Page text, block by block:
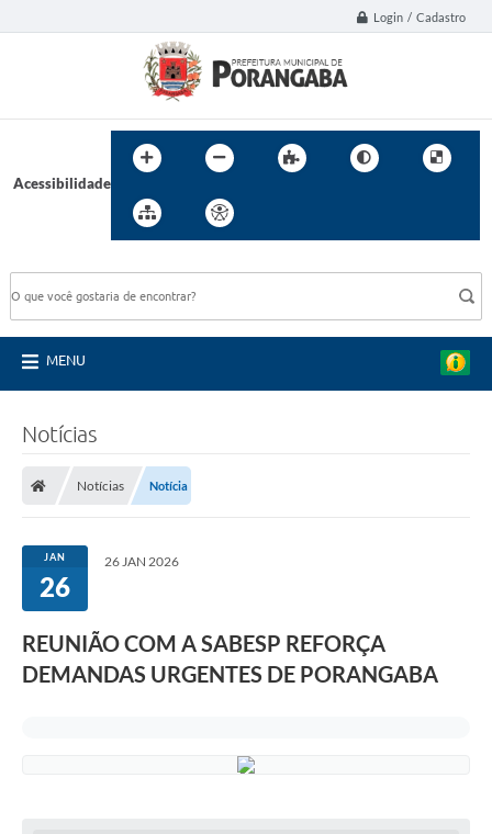
Login / Cadastro
Acessibilidade
MENU
Notícias
Notícias Notícia
JAN
26
26 JAN 2026
REUNIÃO COM A SABESP REFORÇA
DEMANDAS URGENTES DE PORANGABA